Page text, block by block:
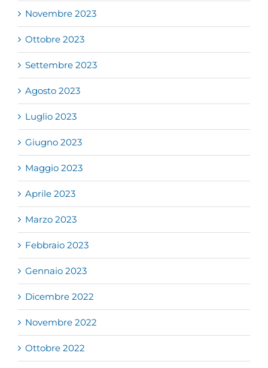
Novembre 2023
Ottobre 2023
Settembre 2023
Agosto 2023
Luglio 2023
Giugno 2023
Maggio 2023
Aprile 2023
Marzo 2023
Febbraio 2023
Gennaio 2023
Dicembre 2022
Novembre 2022
Ottobre 2022